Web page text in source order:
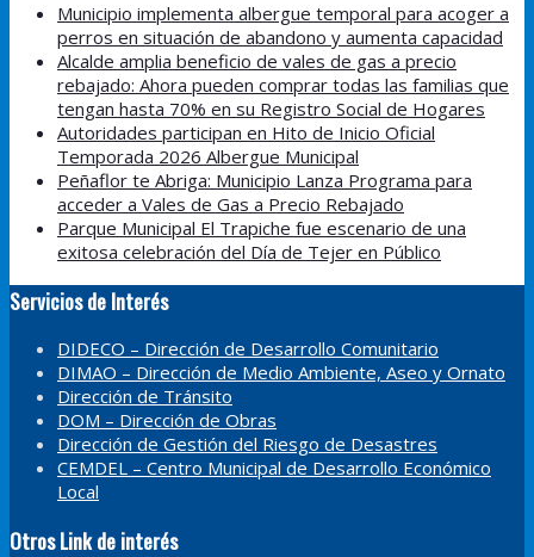
Municipio implementa albergue temporal para acoger a
perros en situación de abandono y aumenta capacidad
Alcalde amplia beneficio de vales de gas a precio
rebajado: Ahora pueden comprar todas las familias que
tengan hasta 70% en su Registro Social de Hogares
Autoridades participan en Hito de Inicio Oficial
Temporada 2026 Albergue Municipal
Peñaflor te Abriga: Municipio Lanza Programa para
acceder a Vales de Gas a Precio Rebajado
Parque Municipal El Trapiche fue escenario de una
exitosa celebración del Día de Tejer en Público
Servicios de Interés
DIDECO – Dirección de Desarrollo Comunitario
DIMAO – Dirección de Medio Ambiente, Aseo y Ornato
Dirección de Tránsito
DOM – Dirección de Obras
Dirección de Gestión del Riesgo de Desastres
CEMDEL – Centro Municipal de Desarrollo Económico
Local
Otros Link de interés